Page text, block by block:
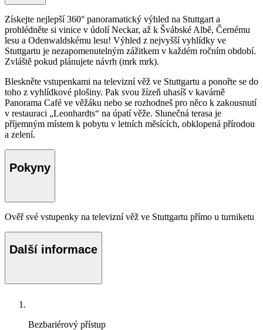
Získejte nejlepší 360° panoramatický výhled na Stuttgart a
prohlédněte si vinice v údolí Neckar, až k Švábské Albě, Černému
lesu a Odenwaldskému lesu! Výhled z nejvyšší vyhlídky ve
Stuttgartu je nezapomenutelným zážitkem v každém ročním období.
Zvláště pokud plánujete návrh (mrk mrk).
Bleskněte vstupenkami na televizní věž ve Stuttgartu a ponořte se do
toho z vyhlídkové plošiny. Pak svou žízeň uhasíš v kavárně
Panorama Café ve věžáku nebo se rozhodneš pro něco k zakousnutí
v restauraci „Leonhardts“ na úpatí věže. Slunečná terasa je
příjemným místem k pobytu v letních měsících, obklopená přírodou
a zelení.
Pokyny
Ověř své vstupenky na televizní věž ve Stuttgartu přímo u turniketu
Další informace
Bezbariérový přístup